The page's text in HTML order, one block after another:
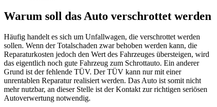
Warum soll das Auto verschrottet werden
Häufig handelt es sich um Unfallwagen, die verschrottet werden
sollen. Wenn der Totalschaden zwar behoben werden kann, die
Reparaturkosten jedoch den Wert des Fahrzeuges übersteigen, wird
das eigentlich noch gute Fahrzeug zum Schrottauto. Ein anderer
Grund ist der fehlende TÜV. Der TÜV kann nur mit einer
unrentablen Reparatur realisiert werden. Das Auto ist somit nicht
mehr nutzbar, an dieser Stelle ist der Kontakt zur richtigen seriösen
Autoverwertung notwendig.